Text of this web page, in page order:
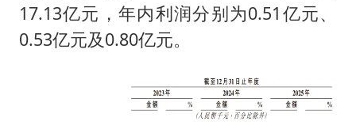
17.13亿元，年内利润分别为0.51亿元、
0.53亿元及0.80亿元。